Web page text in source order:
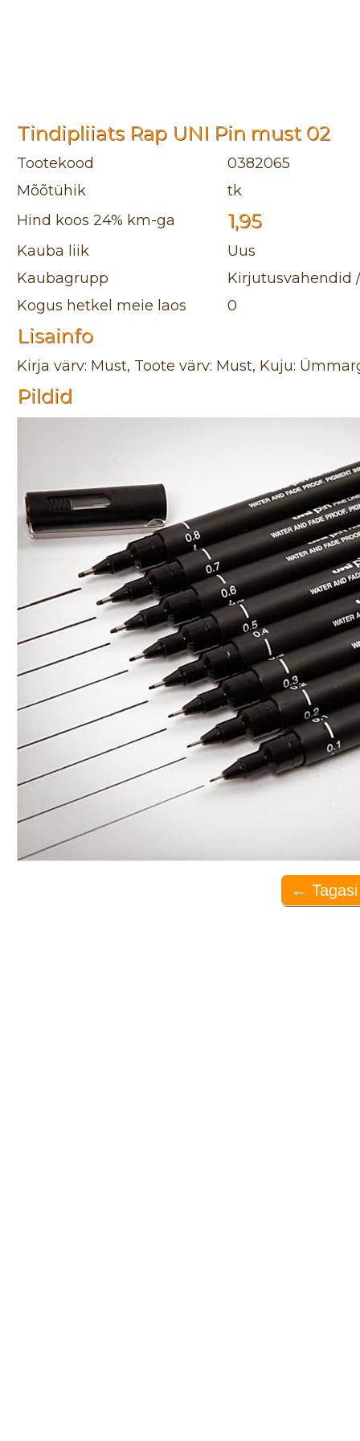
Tindipliiats Rap UNI Pin must 02
Tootekood
0382065
Mõõtühik
tk
Hind koos 24% km-ga
1,95
Kauba liik
Uus
Kaubagrupp
Kirjutusvahendid
Kogus hetkel meie laos
0
Lisainfo
Kirja värv: Must, Toote värv: Must, Kuju:
Pildid